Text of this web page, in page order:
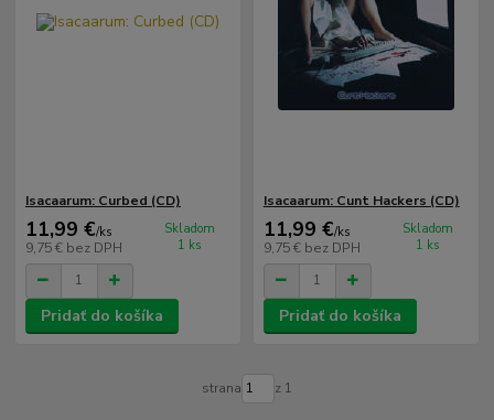
Isacaarum: Curbed (CD)
11,99 €/ks
9,75 € bez DPH
Skladom
1 ks
Pridať do košíka
Isacaarum: Cunt Hackers (CD)
11,99 €/ks
9,75 € bez DPH
Skladom
1 ks
Pridať do košíka
strana z 1